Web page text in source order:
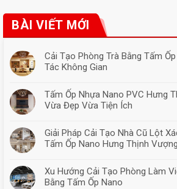
BÀI VIẾT MỚI
Cải Tạo Phòng Trà Bằng Tấm
Tác Không Gian
Tấm Ốp Nhựa Nano PVC Hưng
Vừa Đẹp Vừa Tiện Ích
Giải Pháp Cải Tạo Nhà Cũ Lột
Tấm Ốp Nano Hưng Thịnh Vượng
Xu Hướng Cải Tạo Phòng Làm
Bằng Tấm Ốp Nano